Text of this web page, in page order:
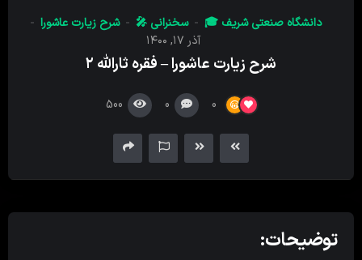
صدادانشگاه صنعتی شریف 🎓 سخنرانی 🎤
شرح زیارت عاشورا
آذر ۱۷, ۱۴۰۰
شرح زیارت عاشورا – فقره ثارالله ۲
0
0
500
توضیحات: